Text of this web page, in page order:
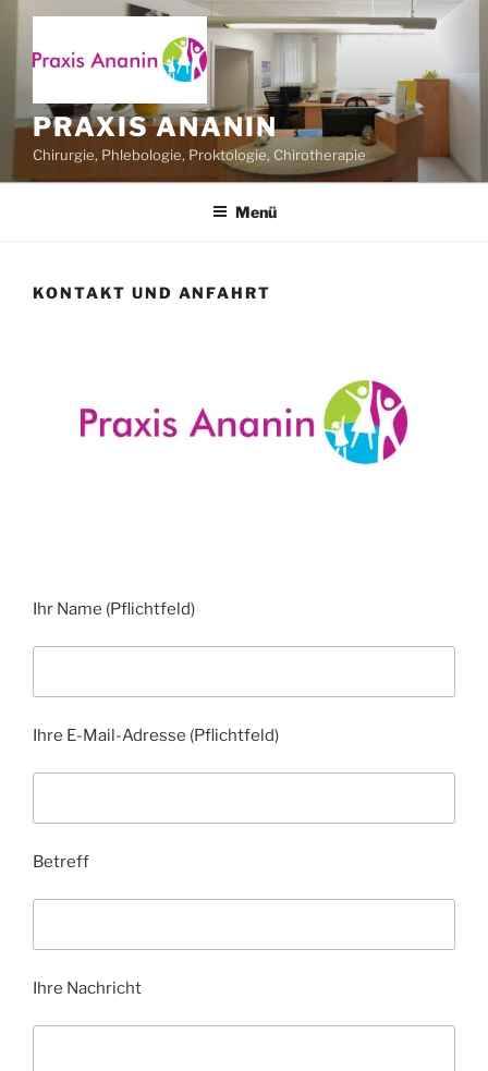
Zum
springen
PRAXIS ANANIN
Chirurgie, Phlebologie, Proktologie, Chirotherapie
Menü
KONTAKT UND ANFAHRT
Ihr Name (Pflichtfeld)
Ihre E-Mail-Adresse (Pflichtfeld)
Betreff
Ihre Nachricht